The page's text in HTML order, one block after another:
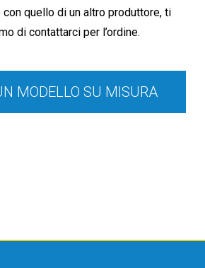
quello di un altro produttore, ti
di contattarci per l’ordine.
MODELLO SU MISURA